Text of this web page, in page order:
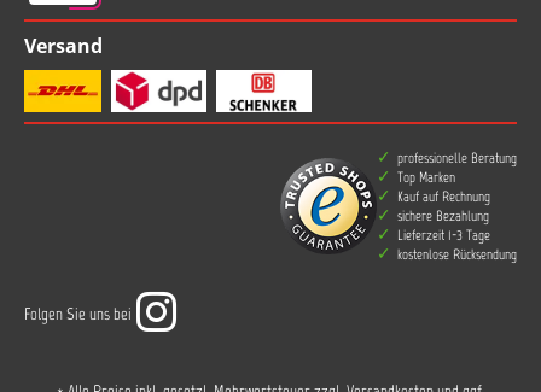
Versand
professionelle Beratung
Top Marken
Kauf auf Rechnung
sichere Bezahlung
Lieferzeit 1-3 Tage
kostenlose Rücksendung
Folgen Sie uns bei